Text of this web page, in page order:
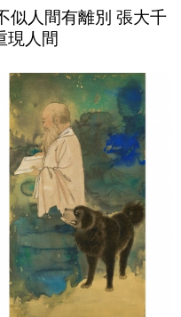
似人間有離別 張大千
現人間